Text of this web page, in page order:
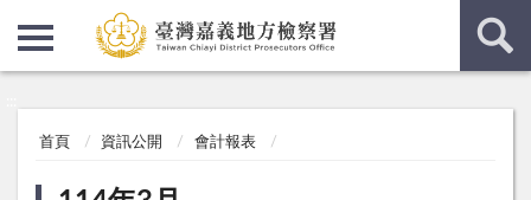
首頁 資訊公開 會計報表